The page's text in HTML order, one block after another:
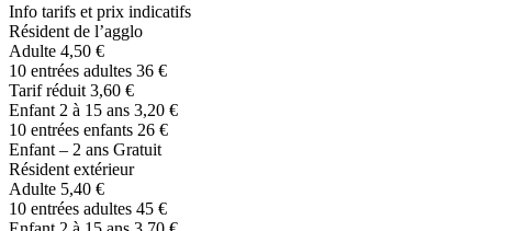
Info tarifs et prix indicatifs
Résident de l’agglo
Adulte 4,50 €
10 entrées adultes 36 €
Tarif réduit 3,60 €
Enfant 2 à 15 ans 3,20 €
10 entrées enfants 26 €
Enfant – 2 ans Gratuit
Résident extérieur
Adulte 5,40 €
10 entrées adultes 45 €